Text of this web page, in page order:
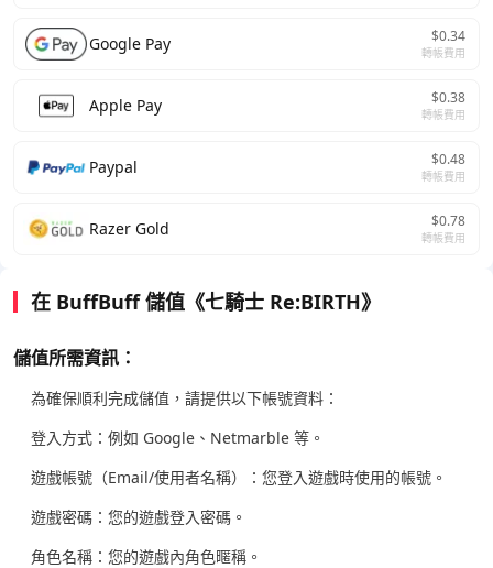
Google Pay $0.34
轉帳費用
Apple Pay $0.38
轉帳費用
Paypal $0.48
轉帳費用
Razer Gold $0.78
轉帳費用
在 BuffBuff 儲值《七騎士 Re:BIRTH》
儲值所需資訊：
為確保順利完成儲值，請提供以下帳號資料：
登入方式：例如 Google、Netmarble 等。
遊戲帳號（Email/使用者名稱）：您登入遊戲時使用的帳號。
遊戲密碼：您的遊戲登入密碼。
角色名稱：您的遊戲內角色暱稱。